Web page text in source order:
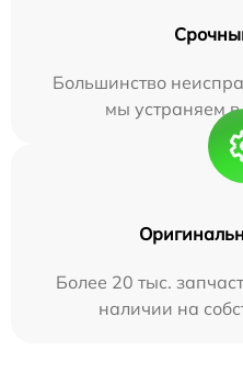
Большинство
мы устраняем в
Более 20 тыс.
наличии на